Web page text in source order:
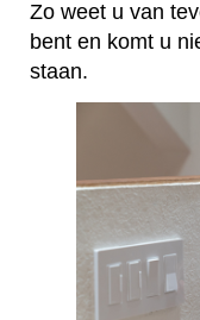
Zo weet u van
bent en komt u
staan.